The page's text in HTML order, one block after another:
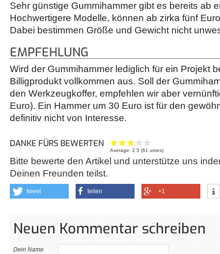
Sehr günstige Gummihammer gibt es bereits ab
Hochwertigere Modelle, können ab zirka fünf
Dabei bestimmen Größe und Gewicht nicht
EMPFEHLUNG
Wird der Gummihammer lediglich für ein Projekt
Billigprodukt vollkommen aus. Soll der
den Werkzeugkoffer, empfehlen wir aber
Euro). Ein Hammer um 30 Euro ist für den
definitiv nicht von Interesse.
DANKE FÜRS BEWERTEN
Average:2.5 (61 votes)
Bitte bewerte den Artikel und unterstütze uns
Deinen Freunden teilst.
tweet teilen +1
Neuen Kommentar schreiben
Dein Name